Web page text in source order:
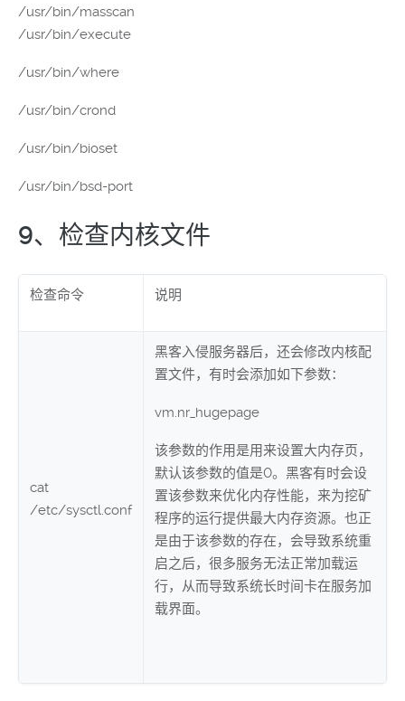
/usr/bin/masscan
/usr/bin/execute
/usr/bin/where
/usr/bin/crond
/usr/bin/bioset
/usr/bin/bsd-port
9、检查内核文件
检查命令 说明
cat
/etc/sysctl.conf
黑客入侵服务器后，还会修改内核配
置文件，有时会添加如下参数：
vm.nr_hugepage
该参数的作用是用来设置大内存页，
默认该参数的值是0。黑客有时会设
置该参数来优化内存性能，来为挖矿
程序的运行提供最大内存资源。 也正
是由于该参数的存在，会导致系统重
启之后，很多服务无法正常加载运
行，从而导致系统长时间卡在服务加
载界面。